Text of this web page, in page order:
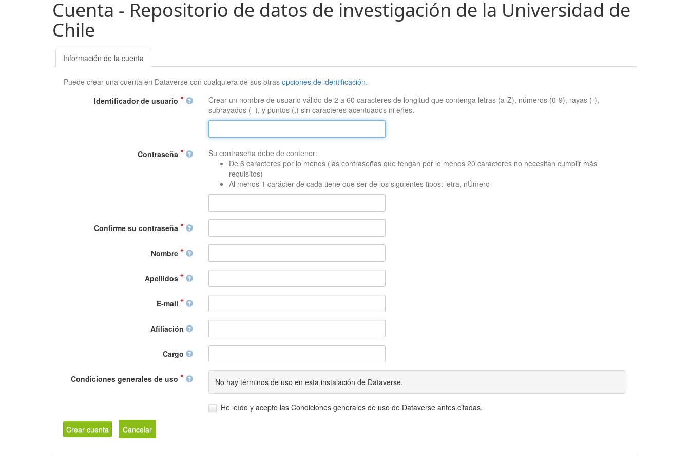
Cuenta - Repositorio de datos de investigación de la Universidad de
Chile
Información de la cuenta
Puede crear una cuenta en Dataverse con cualquiera de sus otrasopciones de identificación.
Identificador de usuario
Crear un nombre de usuario válido de 2 a 60 caracteres de longitud que contenga letras (a-Z), números (0-9), rayas (-),
subrayados (_), y puntos (.) sin caracteres acentuados ni eñes.
Contraseña
Su contraseña debe de contener:
De 6 caracteres por lo menos (las contraseñas que tengan por lo menos 20 caracteres no necesitan cumplir más
requisitos)
Al menos 1 carácter de cada tiene que ser de los siguientes tipos: letra, nÚmero
Confirme su contraseña
Nombre
Apellidos
E-mail
Afiliación
Cargo
Condiciones generales de uso No hay términos de uso en esta instalación de Dataverse.
He leído y acepto las Condiciones generales de uso de Dataverse antes citadas.
Crear cuenta Cancelar